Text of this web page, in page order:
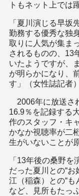
トもネット上では
「夏川演じる早坂
勤務する優秀な独
取りに人気が集ま
されるものの、13
いたようですが、
が明らかになり、
す」（女性誌記者）
2006年に放送さ
16.9％を記録する
作のスタッフ・キ
かなか視聴率が二
生がいないことが
「13年後の桑野
だった夏川との“
江（稲森）との“も
など、見所もたっ